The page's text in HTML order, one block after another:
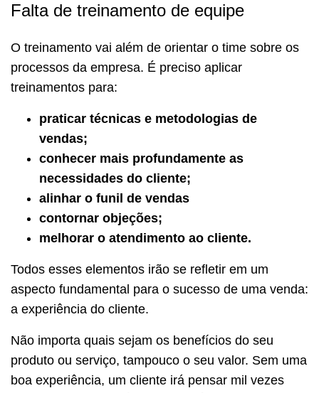
Falta de treinamento de equipe
O treinamento vai além de orientar o time sobre os
processos da empresa. É preciso aplicar
treinamentos para:
praticar técnicas e metodologias de
vendas;
conhecer mais profundamente as
necessidades do cliente;
alinhar o funil de vendas
contornar objeções;
melhorar o atendimento ao cliente.
Todos esses elementos irão se refletir em um
aspecto fundamental para o sucesso de uma venda:
a experiência do cliente.
Não importa quais sejam os benefícios do seu
produto ou serviço, tampouco o seu valor. Sem uma
boa experiência, um cliente irá pensar mil vezes